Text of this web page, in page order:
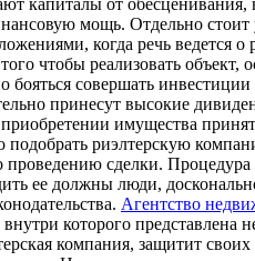
мощь. Отдельно стоит
когда речь ведется
чтобы реализовать объект,
бояться совершать
принесут высокие
имущества
подобрать риэлтерскую
проведению сделки.
ее должны люди,
Агентство
внутри которого представлена
компания, защитит своих